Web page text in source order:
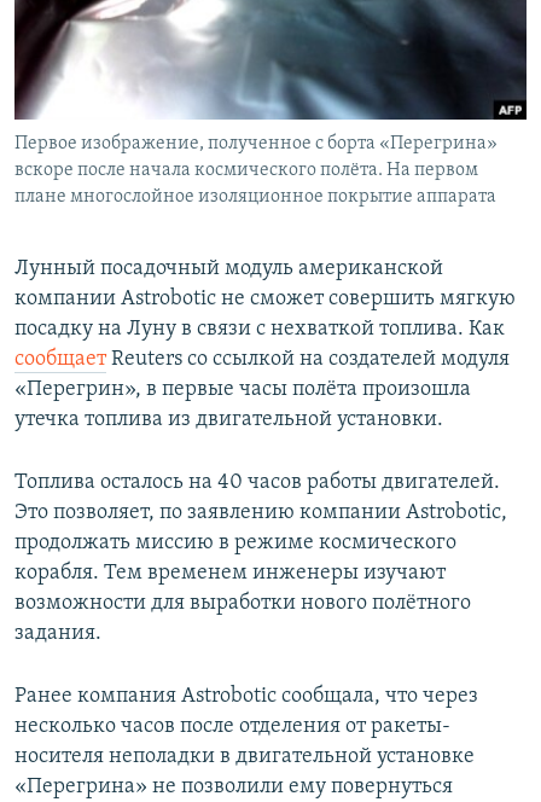
СПОРТ
МИР
БЛОГИ
ГОЛОСА
ЧИТАЕМ ПРЕССУ
АРХИВ РАДИОПРОГРАММЫ
Все сайты РСЕ/РС
Первое изображение, полученное с борта «Перегрина»
вскоре после начала космического полёта. На первом
плане многослойное изоляционное покрытие аппарата
Лунный посадочный модуль американской
компании Astrobotic не сможет совершить мягкую
посадку на Луну в связи с нехваткой топлива. Как
сообщаетReuters со ссылкой на создателей модуля
«Перегрин», в первые часы полёта произошла
утечка топлива из двигательной установки.
Топлива осталось на 40 часов работы двигателей.
Это позволяет, по заявлению компании Astrobotic,
продолжать миссию в режиме космического
корабля. Тем временем инженеры изучают
возможности для выработки нового полётного
задания.
Ранее компания Astrobotic сообщала, что через
несколько часов после отделения от ракеты-
носителя неполадки в двигательной установке
«Перегрина» не позволили ему повернуться